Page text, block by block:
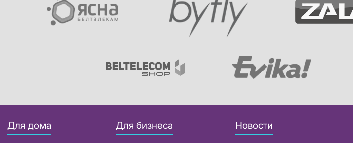
Для дома Для бизнеса Новости